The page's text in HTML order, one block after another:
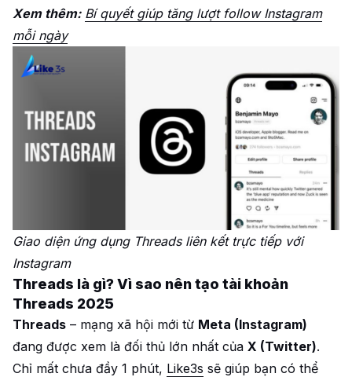
Xem thêm: Bí quyết giúp tăng lượt follow Instagram
mỗi ngày
Giao diện ứng dụng Threads liên kết trực tiếp với
Instagram
Threads là gì? Vì sao nên tạo tài khoản
Threads 2025
Threads – mạng xã hội mới từ Meta (Instagram)
đang được xem là đối thủ lớn nhất của X (Twitter).
Chỉ mất chưa đầy 1 phút, Like3s sẽ giúp bạn có thể